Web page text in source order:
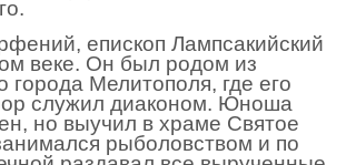
епископ Лампсакийский
веке. Он был родом из
города Мелитополя, где его
служил диаконом. Юноша
но выучил в храме Святое
рыболовством и по